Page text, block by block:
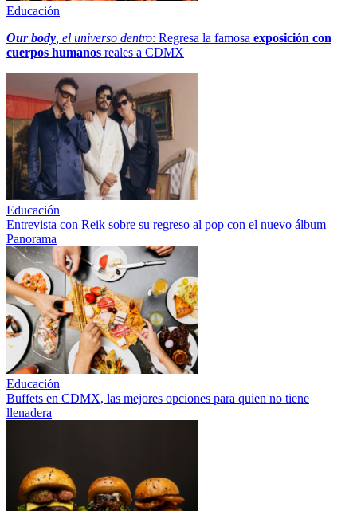
Educación
Our body , el universo dentro: Regresa la famosa exposición con
cuerpos humanos reales a CDMX
Educación
Entrevista con Reik sobre su regreso al pop con el nuevo álbum
Panorama
Educación
Buffets en CDMX, las mejores opciones para quien no tiene
llenadera